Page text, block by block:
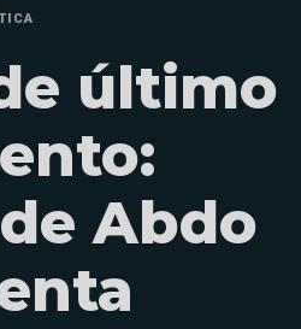
último
Abdo